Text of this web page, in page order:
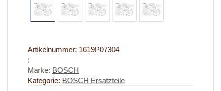
Artikelnummer: 1619P07304
:
Marke: BOSCH
Kategorie: BOSCH Ersatzteile